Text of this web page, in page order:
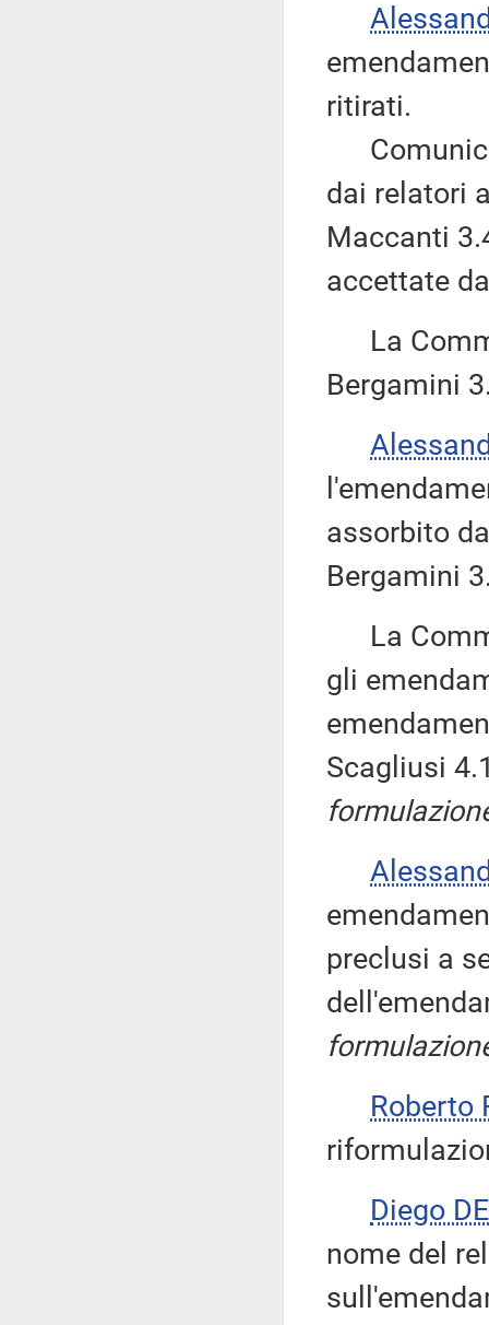
ritirati.
dai relatori
Maccanti
accettate
La
Bergamini
assorbito
Bergamini
La
gli
Scagliusi
preclusi a
Roberto
Diego
nome del